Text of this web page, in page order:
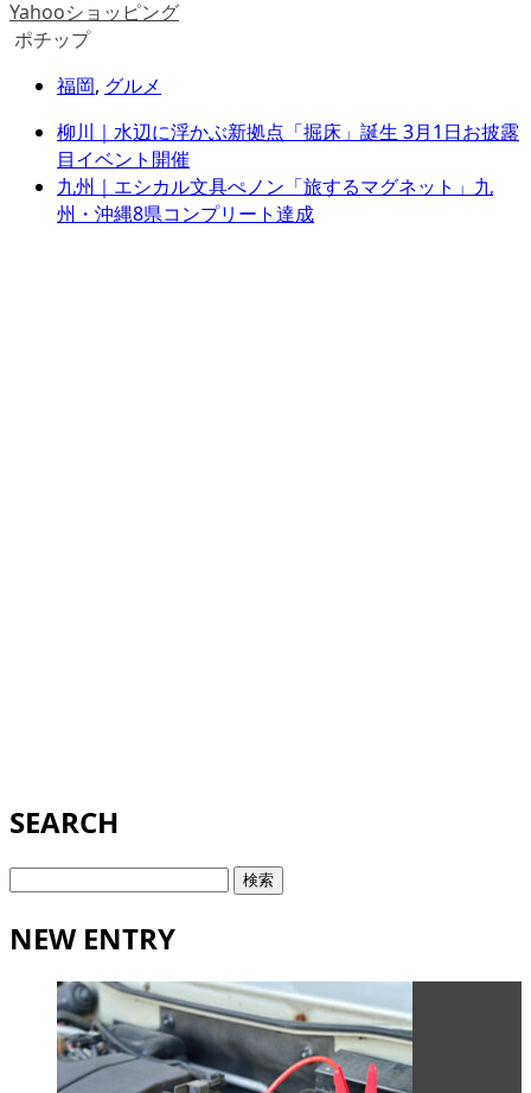
Yahooショッピング
ポチップ
福岡, グルメ
柳川｜水辺に浮かぶ新拠点「掘床」誕生 3月1日お披露
目イベント開催
九州｜エシカル文具ぺノン「旅するマグネット」九
州・沖縄8県コンプリート達成
SEARCH
検
NEW ENTRY